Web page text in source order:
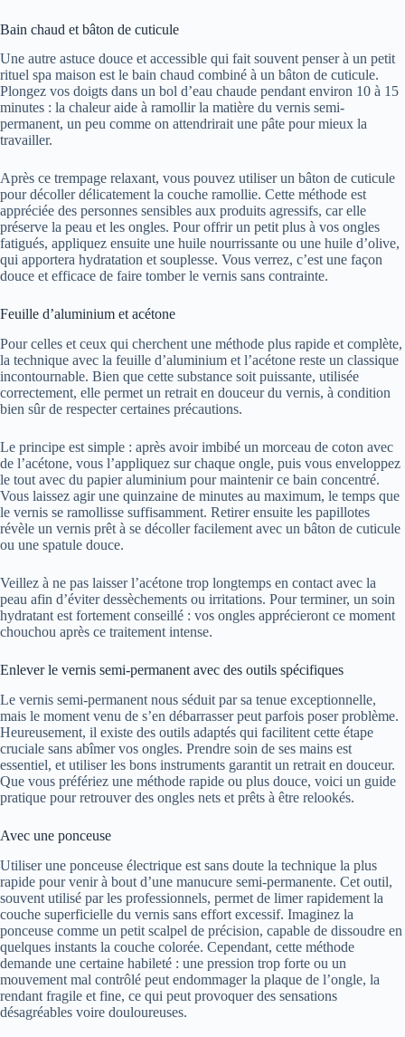
Bain chaud et bâton de cuticule
Une autre astuce douce et accessible qui fait souvent penser à un petit
rituel spa maison est le bain chaud combiné à un bâton de cuticule.
Plongez vos doigts dans un bol d’eau chaude pendant environ 10 à 15
minutes : la chaleur aide à ramollir la matière du vernis semi-
permanent, un peu comme on attendrirait une pâte pour mieux la
travailler.
Après ce trempage relaxant, vous pouvez utiliser un bâton de cuticule
pour décoller délicatement la couche ramollie. Cette méthode est
appréciée des personnes sensibles aux produits agressifs, car elle
préserve la peau et les ongles. Pour offrir un petit plus à vos ongles
fatigués, appliquez ensuite une huile nourrissante ou une huile d’olive,
qui apportera hydratation et souplesse. Vous verrez, c’est une façon
douce et efficace de faire tomber le vernis sans contrainte.
Feuille d’aluminium et acétone
Pour celles et ceux qui cherchent une méthode plus rapide et complète,
la technique avec la feuille d’aluminium et l’acétone reste un classique
incontournable. Bien que cette substance soit puissante, utilisée
correctement, elle permet un retrait en douceur du vernis, à condition
bien sûr de respecter certaines précautions.
Le principe est simple : après avoir imbibé un morceau de coton avec
de l’acétone, vous l’appliquez sur chaque ongle, puis vous enveloppez
le tout avec du papier aluminium pour maintenir ce bain concentré.
Vous laissez agir une quinzaine de minutes au maximum, le temps que
le vernis se ramollisse suffisamment. Retirer ensuite les papillotes
révèle un vernis prêt à se décoller facilement avec un bâton de cuticule
ou une spatule douce.
Veillez à ne pas laisser l’acétone trop longtemps en contact avec la
peau afin d’éviter dessèchements ou irritations. Pour terminer, un soin
hydratant est fortement conseillé : vos ongles apprécieront ce moment
chouchou après ce traitement intense.
Enlever le vernis semi-permanent avec des outils spécifiques
Le vernis semi-permanent nous séduit par sa tenue exceptionnelle,
mais le moment venu de s’en débarrasser peut parfois poser problème.
Heureusement, il existe des outils adaptés qui facilitent cette étape
cruciale sans abîmer vos ongles. Prendre soin de ses mains est
essentiel, et utiliser les bons instruments garantit un retrait en douceur.
Que vous préfériez une méthode rapide ou plus douce, voici un guide
pratique pour retrouver des ongles nets et prêts à être relookés.
Avec une ponceuse
Utiliser une ponceuse électrique est sans doute la technique la plus
rapide pour venir à bout d’une manucure semi-permanente. Cet outil,
souvent utilisé par les professionnels, permet de limer rapidement la
couche superficielle du vernis sans effort excessif. Imaginez la
ponceuse comme un petit scalpel de précision, capable de dissoudre en
quelques instants la couche colorée. Cependant, cette méthode
demande une certaine habileté : une pression trop forte ou un
mouvement mal contrôlé peut endommager la plaque de l’ongle, la
rendant fragile et fine, ce qui peut provoquer des sensations
désagréables voire douloureuses.